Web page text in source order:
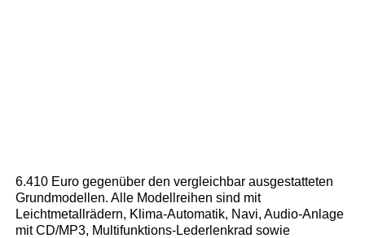
6.410 Euro gegenüber den vergleichbar ausgestatteten
Grundmodellen. Alle Modellreihen sind mit
Leichtmetallrädern, Klima-Automatik, Navi, Audio-Anlage
mit CD/MP3, Multifunktions-Lederlenkrad sowie